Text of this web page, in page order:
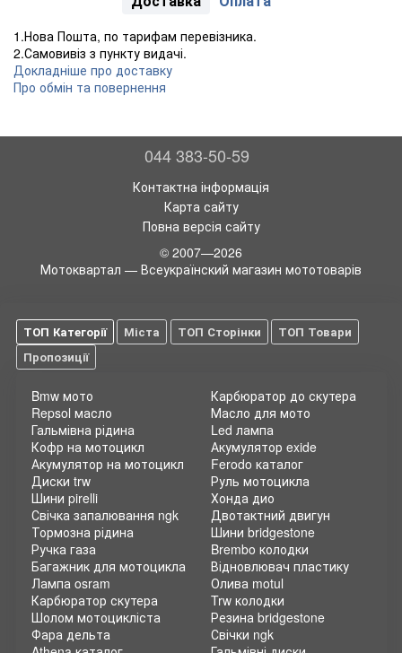
1.Нова Пошта, по тарифам перевізника.
2.Самовивіз з пункту видачі.
Докладніше про доставку
Про обмін та повернення
044 383-50-59
Контактна інформація
Карта сайту
Повна версія сайту
© 2007—2026
Мотоквартал — Всеукраїнский магазин мототоварів
ТОП Категорії Міста ТОП Сторінки
ТОП Товари
Пропозиції
Bmw мото
Repsol масло
Гальмівна рідина
Кофр на мотоцикл
Акумулятор на мотоцикл
Диски trw
Шини pirelli
Свічка запалювання ngk
Карбюратор до скутера
Масло для мото
Led лампа
Акумулятор exide
Ferodo каталог
Руль мотоцикла
Хонда дио
Двотактний двигун
Тормозна рідина
Ручка газа
Багажник для мотоцикла
Лампа osram
Карбюратор скутера
Шолом мотоцикліста
Фара дельта
Шини bridgestone
Brembo колодки
Відновлювач пластику
Олива motul
Trw колодки
Резина bridgestone
Свічки ngk